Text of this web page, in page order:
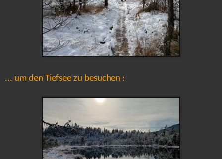
... um den Tiefsee zu besuchen :